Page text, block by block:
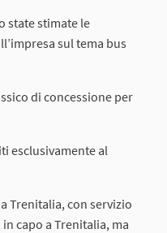
state stimate le
sul tema bus
di concessione per
esclusivamente al
Trenitalia, con servizio
capo a Trenitalia, ma